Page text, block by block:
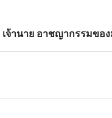
เจ้านาย อาชญากรรมขอ